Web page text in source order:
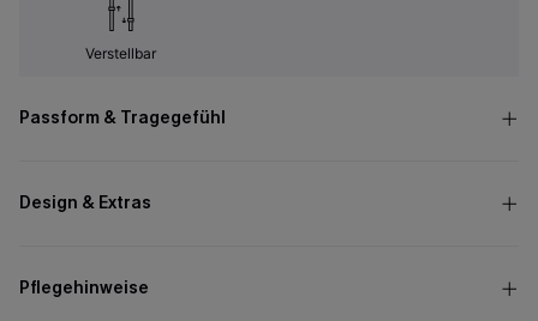
Verstellbar
Passform & Tragegefühl
Design & Extras
Pflegehinweise